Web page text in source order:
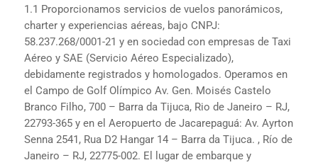
1.1 Proporcionamos servicios de vuelos panorámicos,
charter y experiencias aéreas, bajo CNPJ:
58.237.268/0001-21 y en sociedad con empresas de Taxi
Aéreo y SAE (Servicio Aéreo Especializado),
debidamente registrados y homologados. Operamos en
el Campo de Golf Olímpico Av. Gen. Moisés Castelo
Branco Filho, 700 – Barra da Tijuca, Rio de Janeiro – RJ,
22793-365 y en el Aeropuerto de Jacarepaguá: Av. Ayrton
Senna 2541, Rua D2 Hangar 14 – Barra da Tijuca. , Río de
Janeiro – RJ, 22775-002. El lugar de embarque y